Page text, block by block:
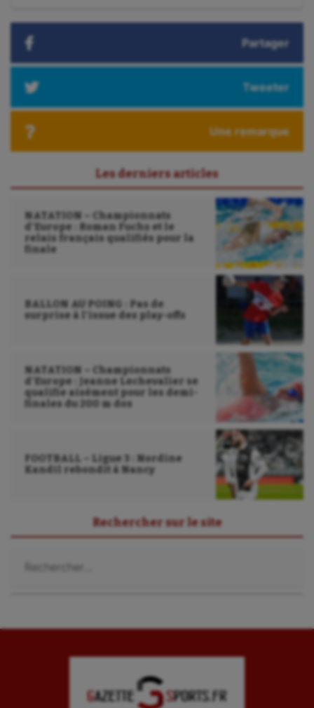
Ultimate frisbee
Voile
Water-polo
Partager
Tweeter
Une remarque
Les derniers articles
NATATION – Championnats
d’Europe : Roman Fuchs et le
relais français qualifiés pour la
finale
BALLON AU POING : Pas de
surprise à l’issue des play-offs
NATATION – Championnats
d’Europe : Jeanne Lechevalier se
qualifie aisément pour les demi-
finales du 200 m dos
FOOTBALL – Ligue 3 : Nordine
Kandil rebondit à Nancy
Rechercher sur le site